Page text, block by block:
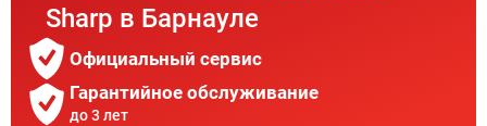
Sharp в Барнауле
Официальный сервис
Гарантийное обслуживание
до 3 лет